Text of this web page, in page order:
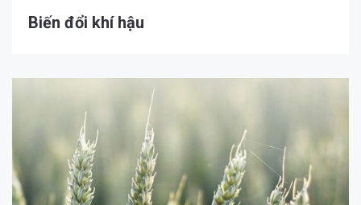
Biến đổi khí hậu